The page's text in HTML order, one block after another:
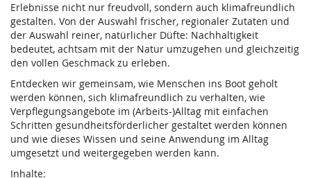
Erlebnisse nicht nur freudvoll, sondern auch klimafreundlich
gestalten. Von der Auswahl frischer, regionaler Zutaten und
der Auswahl reiner, natürlicher Düfte: Nachhaltigkeit
bedeutet, achtsam mit der Natur umzugehen und gleichzeitig
den vollen Geschmack zu erleben.
Entdecken wir gemeinsam, wie Menschen ins Boot geholt
werden können, sich klimafreundlich zu verhalten, wie
Verpflegungsangebote im (Arbeits-)Alltag mit einfachen
Schritten gesundheitsförderlicher gestaltet werden können
und wie dieses Wissen und seine Anwendung im Alltag
umgesetzt und weitergegeben werden kann.
Inhalte: